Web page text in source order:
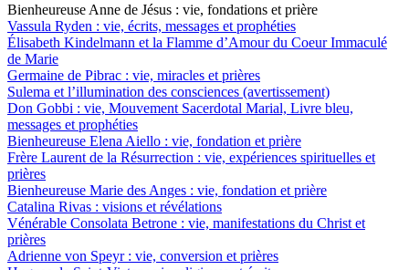
Bienheureuse Anne de Jésus : vie, fondations et prière
Vassula Ryden : vie, écrits, messages et prophéties
Élisabeth Kindelmann et la Flamme d’Amour du Coeur Immaculé
de Marie
Germaine de Pibrac : vie, miracles et prières
Sulema et l’illumination des consciences (avertissement)
Don Gobbi : vie, Mouvement Sacerdotal Marial, Livre bleu,
messages et prophéties
Bienheureuse Elena Aiello : vie, fondation et prière
Frère Laurent de la Résurrection : vie, expériences spirituelles et
prières
Bienheureuse Marie des Anges : vie, fondation et prière
Catalina Rivas : visions et révélations
Vénérable Consolata Betrone : vie, manifestations du Christ et
prières
Adrienne von Speyr : vie, conversion et prières